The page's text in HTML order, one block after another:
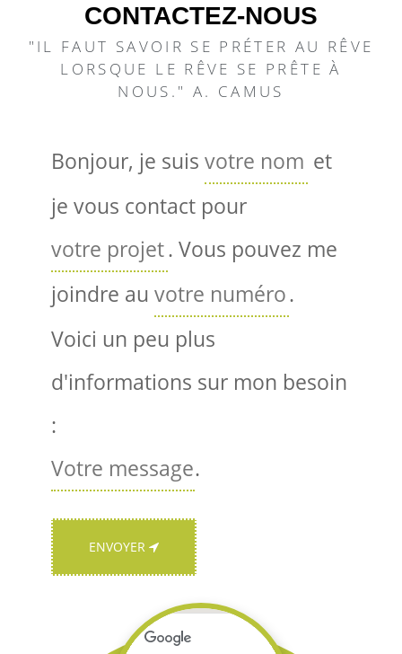
CONTACTEZ-NOUS
"IL FAUT SAVOIR SE PRÉTER AU RÊVE
LORSQUE LE RÊVE SE PRÊTE À
NOUS." A. CAMUS
Bonjour, je suis
et
je vous contact pour
. Vous pouvez me
joindre au
.
Voici un peu plus
d'informations sur mon besoin
:
.
ENVOYER